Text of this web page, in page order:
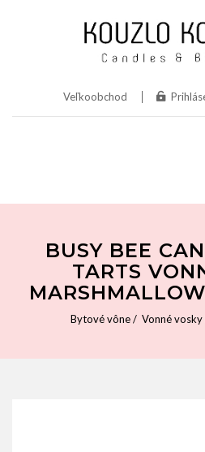
Veľkoobchod
BUSY BEE
TARTS
Bytové vône Vonné vosky